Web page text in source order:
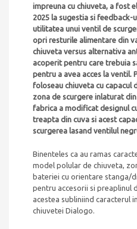
impreuna cu chiuveta, a fost
2025 la sugestia si
utilitatea unui ventil de
opri resturile alimentare din
chiuveta versus alternativa
acoperit pentru care trebuia
pentru a avea acces la
foloseau chiuveta cu capacul
zona de scurgere inlaturat
fabrica a modificat designul
treapta din cuva si acest
scurgerea lasand ventilul
Binenteles ca au ramas
model polular de chiuveta,
bateriei cu orientare stanga/
pentru accesorii si preaplinul
acestea subliniind caracterul
chiuvetei Dialogo.